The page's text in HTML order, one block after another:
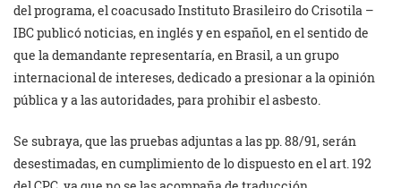
del programa, el coacusado Instituto Brasileiro do Crisotila –
IBC publicó noticias, en inglés y en español, en el sentido de
que la demandante representaría, en Brasil, a un grupo
internacional de intereses, dedicado a presionar a la opinión
pública y a las autoridades, para prohibir el asbesto.
Se subraya, que las pruebas adjuntas a las pp. 88/91, serán
desestimadas, en cumplimiento de lo dispuesto en el art. 192